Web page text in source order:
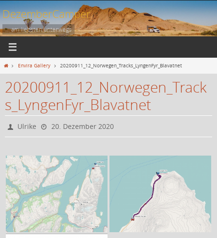
Zum
Inhalt
springen
DezemberCamper
... am liebsten unterwegs
StartEnvira Gallery 20200911_12_Norwegen_Tracks_LyngenFyr_Blavatnet
20200911_12_Norwegen_Track
s_LyngenFyr_Blavatnet
Ulrike 20. Dezember 2020